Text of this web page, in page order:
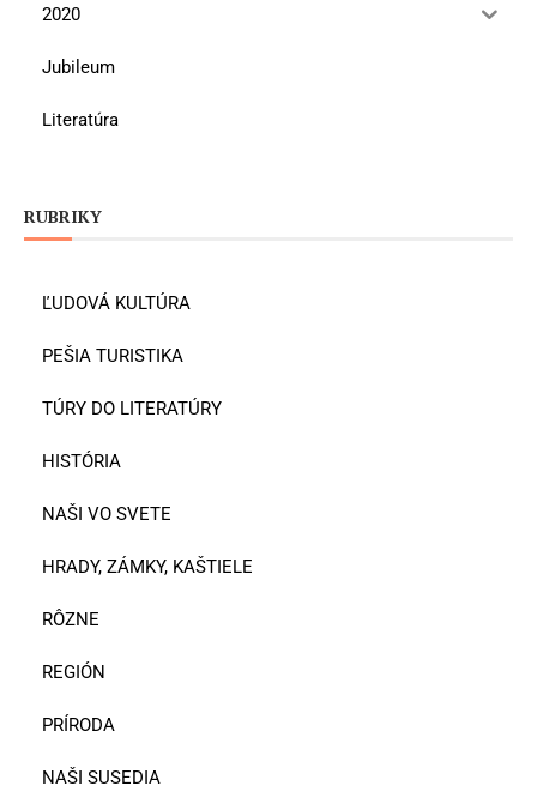
2020
Jubileum
Literatúra
RUBRIKY
ĽUDOVÁ KULTÚRA
PEŠIA TURISTIKA
TÚRY DO LITERATÚRY
HISTÓRIA
NAŠI VO SVETE
HRADY, ZÁMKY, KAŠTIELE
RÔZNE
REGIÓN
PRÍRODA
NAŠI SUSEDIA